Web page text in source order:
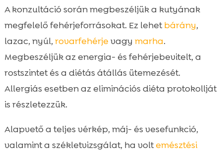
A konzultáció során megbeszéljük a kutyának
megfelelő fehérjeforrásokat. Ez lehetbárány,
lazac, nyúl, rovarfehérje vagy marha.
Megbeszéljük az energia- és fehérjebevitelt, a
rostszintet és a diétás átállás ütemezését.
Allergiás esetben az eliminációs diéta protokollját
is részletezzük.
Alapvető a teljes vérkép, máj- és vesefunkció,
valamint a székletvizsgálat, ha voltemésztési